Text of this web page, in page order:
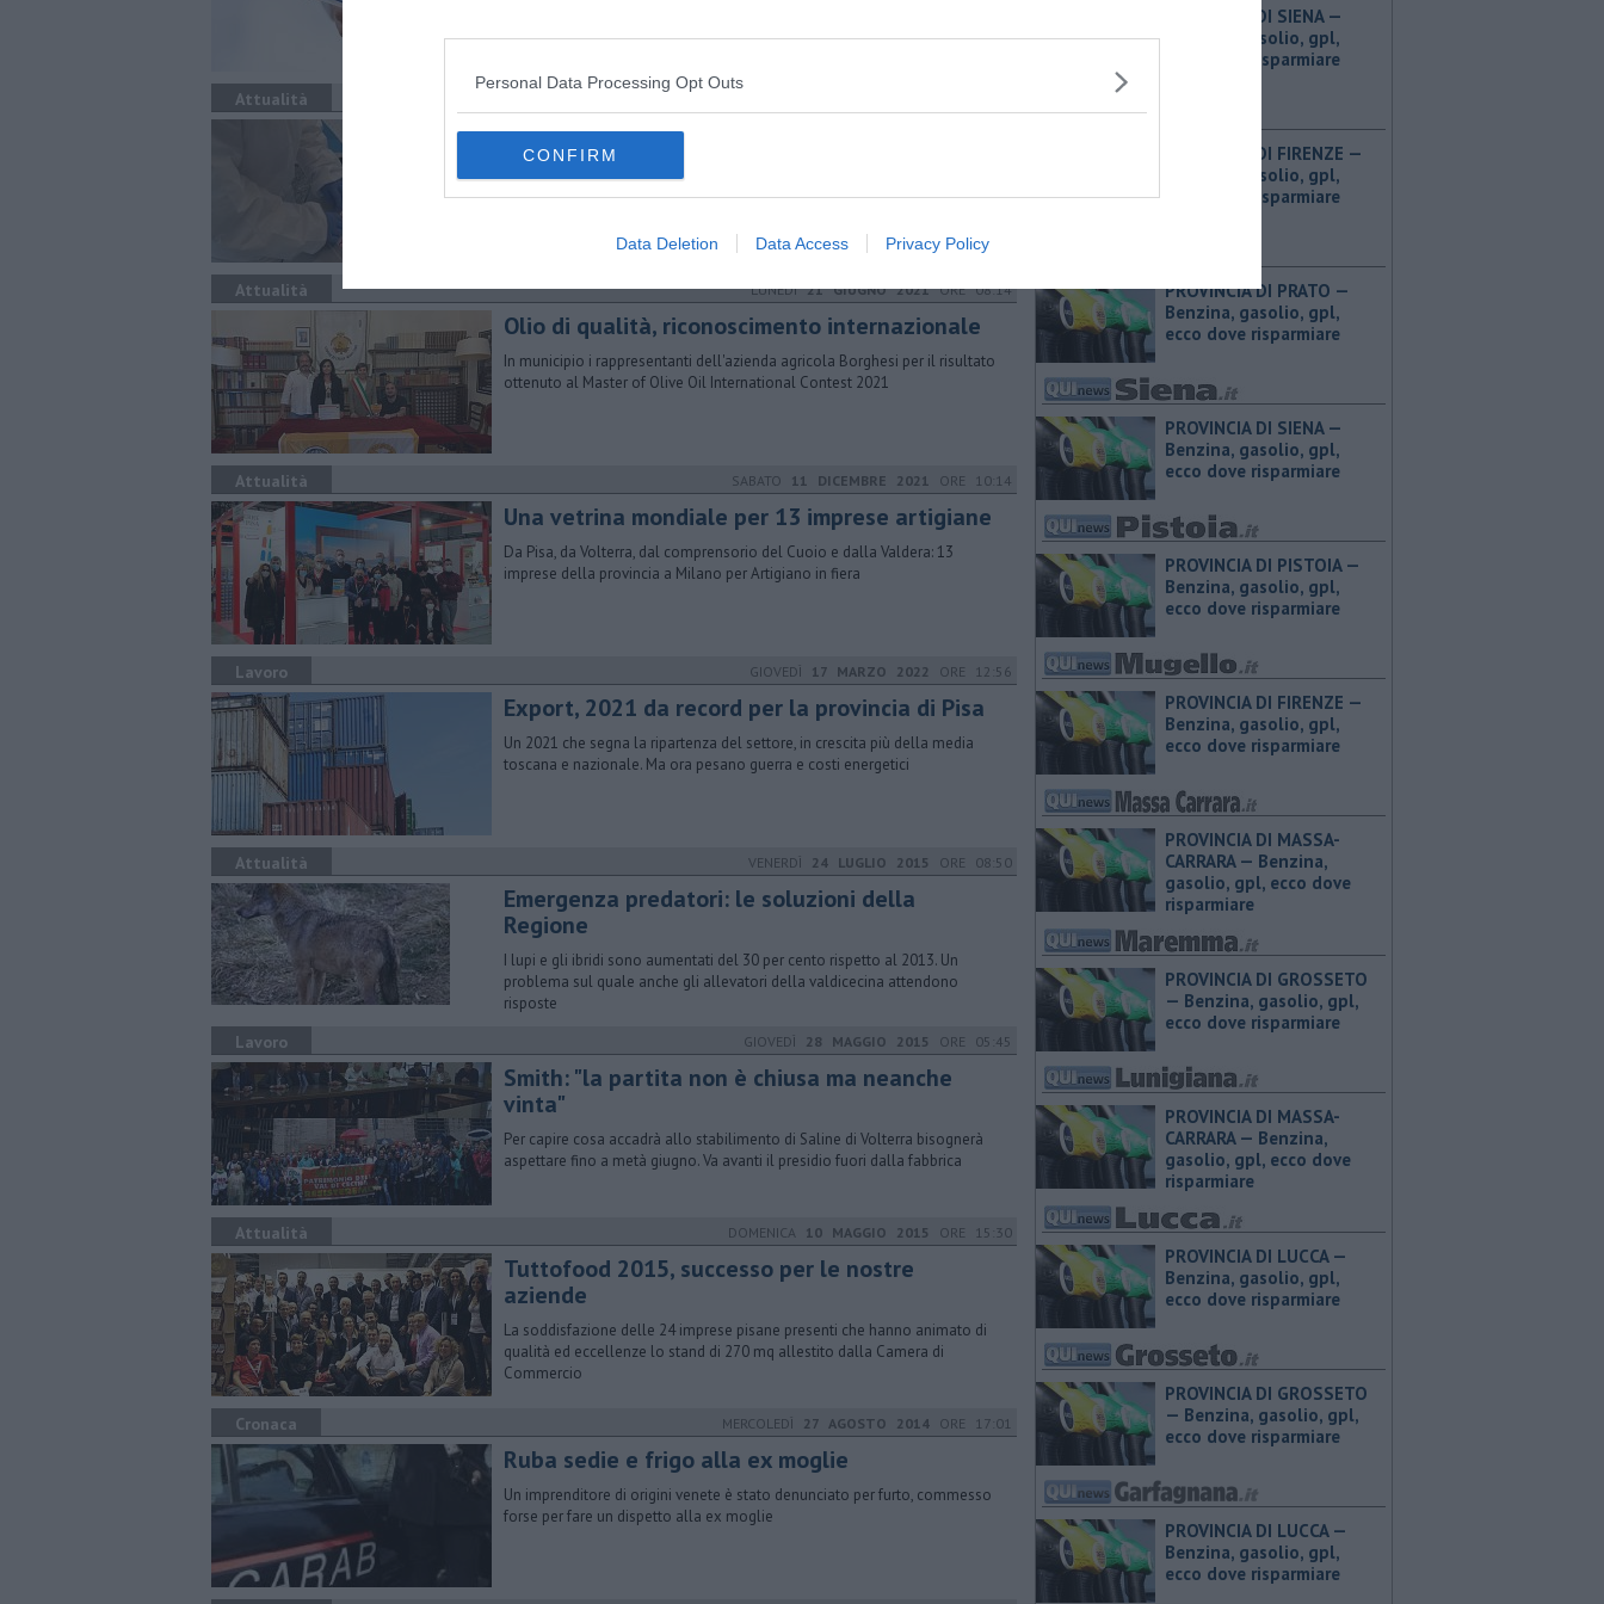
Personal Data Processing Opt Outs
CONFIRM
Data Deletion Data Access Privacy Policy
Attualità
Altri 12 positivi al coronavirus nel pisano
Attualità LUNEDÌ21 GIUGNO 2021ORE 08:14
Olio di qualità, riconoscimento internazionale
In municipio i rappresentanti dell'azienda agricola Borghesi per il risultato
ottenuto al Master of Olive Oil International Contest 2021
Attualità SABATO 11 DICEMBRE 2021 ORE 10:14
Una vetrina mondiale per 13 imprese artigiane
Da Pisa, da Volterra, dal comprensorio del Cuoio e dalla Valdera: 13
imprese della provincia a Milano per Artigiano in fiera
Lavoro GIOVEDÌ 17 MARZO 2022 ORE 12:56
Export, 2021 da record per la provincia di Pisa
Un 2021 che segna la ripartenza del settore, in crescita più della media
toscana e nazionale. Ma ora pesano guerra e costi energetici
Attualità VENERDÌ 24 LUGLIO 2015 ORE 08:50
Emergenza predatori: le soluzioni della
Regione
I lupi e gli ibridi sono aumentati del 30 per cento rispetto al 2013. Un
problema sul quale anche gli allevatori della valdicecina attendono
risposte
Lavoro GIOVEDÌ 28 MAGGIO 2015 ORE 05:45
Smith: "la partita non è chiusa ma neanche
vinta"
Per capire cosa accadrà allo stabilimento di Saline di Volterra bisognerà
aspettare fino a metà giugno. Va avanti il presidio fuori dalla fabbrica
Attualità DOMENICA 10 MAGGIO 2015 ORE 15:30
Tuttofood 2015, successo per le nostre
aziende
La soddisfazione delle 24 imprese pisane presenti che hanno animato di
qualità ed eccellenze lo stand di 270 mq allestito dalla Camera di
Commercio
Cronaca MERCOLEDÌ 27 AGOSTO 2014 ORE 17:01
Ruba sedie e frigo alla ex moglie
Un imprenditore di origini venete è stato denunciato per furto, commesso
forse per fare un dispetto alla ex moglie
PROVINCIA DI SIENA — ​
Benzina, gasolio, gpl,
ecco dove risparmiare
PROVINCIA DI FIRENZE — ​
Benzina, gasolio, gpl,
ecco dove risparmiare
PROVINCIA DI PRATO — ​
Benzina, gasolio, gpl,
ecco dove risparmiare
PROVINCIA DI SIENA — ​
Benzina, gasolio, gpl,
ecco dove risparmiare
PROVINCIA DI PISTOIA — ​
Benzina, gasolio, gpl,
ecco dove risparmiare
PROVINCIA DI FIRENZE — ​
Benzina, gasolio, gpl,
ecco dove risparmiare
PROVINCIA DI MASSA-
CARRARA — ​Benzina,
gasolio, gpl, ecco dove
risparmiare
PROVINCIA DI GROSSETO
— ​Benzina, gasolio, gpl,
ecco dove risparmiare
PROVINCIA DI MASSA-
CARRARA — ​Benzina,
gasolio, gpl, ecco dove
risparmiare
PROVINCIA DI LUCCA — ​
Benzina, gasolio, gpl,
ecco dove risparmiare
PROVINCIA DI GROSSETO
— ​Benzina, gasolio, gpl,
ecco dove risparmiare
PROVINCIA DI LUCCA — ​
Benzina, gasolio, gpl,
ecco dove risparmiare